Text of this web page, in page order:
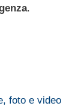
.
foto e video